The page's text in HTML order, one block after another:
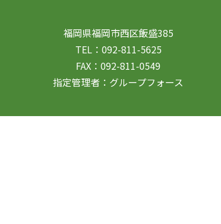
福岡県福岡市西区飯盛385
TEL：092-811-5625
FAX：092-811-0549
指定管理者：グループフォース